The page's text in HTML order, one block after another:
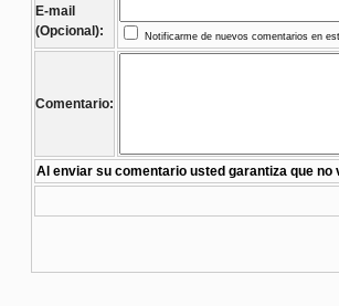
E-mail
(Opcional):
Notificarme de nuevos comentarios en
Comentario:
Al enviar su comentario usted garantiza que no